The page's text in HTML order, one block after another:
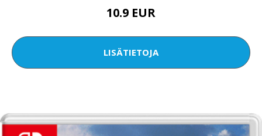
10.9 EUR
LISÄTIETOJA